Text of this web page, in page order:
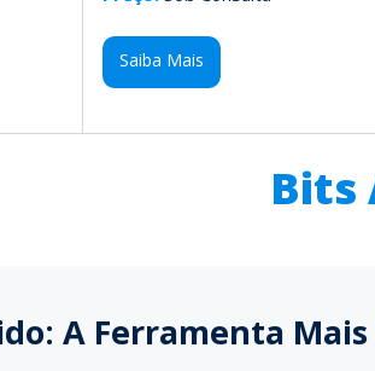
Saiba Mais
Bits
A Ferramenta